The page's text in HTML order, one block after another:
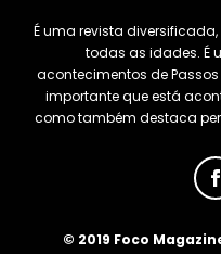
É uma revista
todas as idades. É
acontecimentos de
importante que está
como também destaca
© 2019 Foco